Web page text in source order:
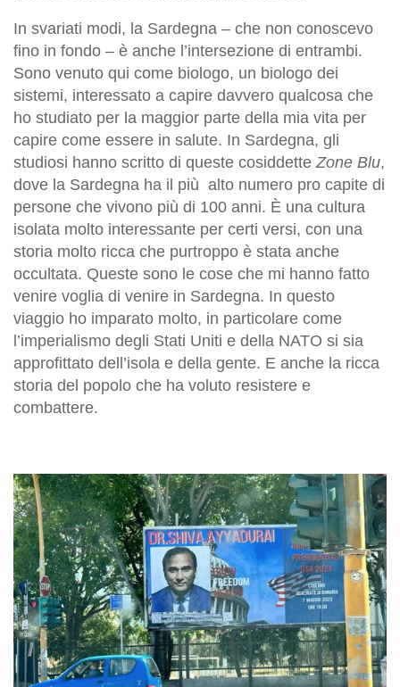
In svariati modi, la Sardegna – che non conoscevo
fino in fondo – è anche l’intersezione di entrambi.
Sono venuto qui come biologo, un biologo dei
sistemi, interessato a capire davvero qualcosa che
ho studiato per la maggior parte della mia vita per
capire come essere in salute. In Sardegna, gli
studiosi hanno scritto di queste cosiddette Zone Blu,
dove la Sardegna ha il più alto numero pro capite di
persone che vivono più di 100 anni. È una cultura
isolata molto interessante per certi versi, con una
storia molto ricca che purtroppo è stata anche
occultata. Queste sono le cose che mi hanno fatto
venire voglia di venire in Sardegna. In questo
viaggio ho imparato molto, in particolare come
l’imperialismo degli Stati Uniti e della NATO si sia
approfittato dell’isola e della gente. E anche la ricca
storia del popolo che ha voluto resistere e
combattere.